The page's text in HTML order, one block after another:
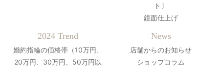
ト〕
鏡面仕上げ
2024 Trend
婚約指輪の価格帯（10万円、
20万円、30万円、50万円以
News
店舗からのお知らせ
ショップコラム